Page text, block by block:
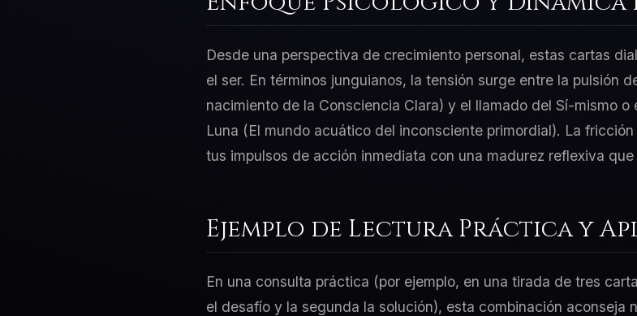
Desde una perspectiva de crecimiento personal, estas cartas
el ser. En términos junguianos, la tensión surge entre la pulsión
nacimiento de la Consciencia Clara) y el llamado del Sí-mismo
Luna (El mundo acuático del inconsciente primordial). La
tus impulsos de acción inmediata con una madurez reflexiva
Ejemplo de Lectura Práctica y
En una consulta práctica (por ejemplo, en una tirada de tres
el desafío y la segunda la solución), esta combinación aconseja